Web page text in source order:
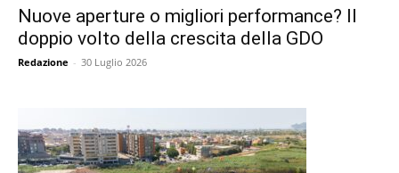
Nuove aperture o migliori performance? Il
doppio volto della crescita della GDO
Redazione - 30 Luglio 2026